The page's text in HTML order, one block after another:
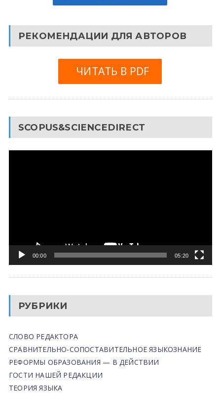
РЕКОМЕНДАЦИИ ДЛЯ АВТОРОВ
ЧИТАТЬ В PDF
SCOPUS&SCIENCEDIRECT
00:00 05:20
РУБРИКИ
СЛОВО РЕДАКТОРА
СРАВНИТЕЛЬНО-СОПОСТАВИТЕЛЬНОЕ ЯЗЫКОЗНАНИЕ
РЕФОРМЫ ОБРАЗОВАНИЯ — В ДЕЙСТВИИ
ГОСТИ НАШЕЙ РЕДАКЦИИ
ТЕОРИЯ ЯЗЫКА